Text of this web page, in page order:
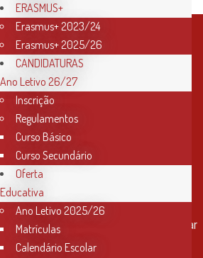
Contactos
Rua Miguel Bombarda, nº 4, 1º andar
2000-080 Santarém
ERASMUS+
Erasmus+ 2023/24
Erasmus+ 2025/26
CANDIDATURAS
Ano Letivo 26/27
Inscrição
Regulamentos
Curso Básico
Curso Secundário
Oferta
Educativa
Ano Letivo 2025/26
Matrículas
Calendário Escolar